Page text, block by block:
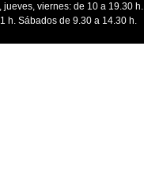
jueves, viernes: de 10 a 19.30 h.
h. Sábados de 9.30 a 14.30 h.